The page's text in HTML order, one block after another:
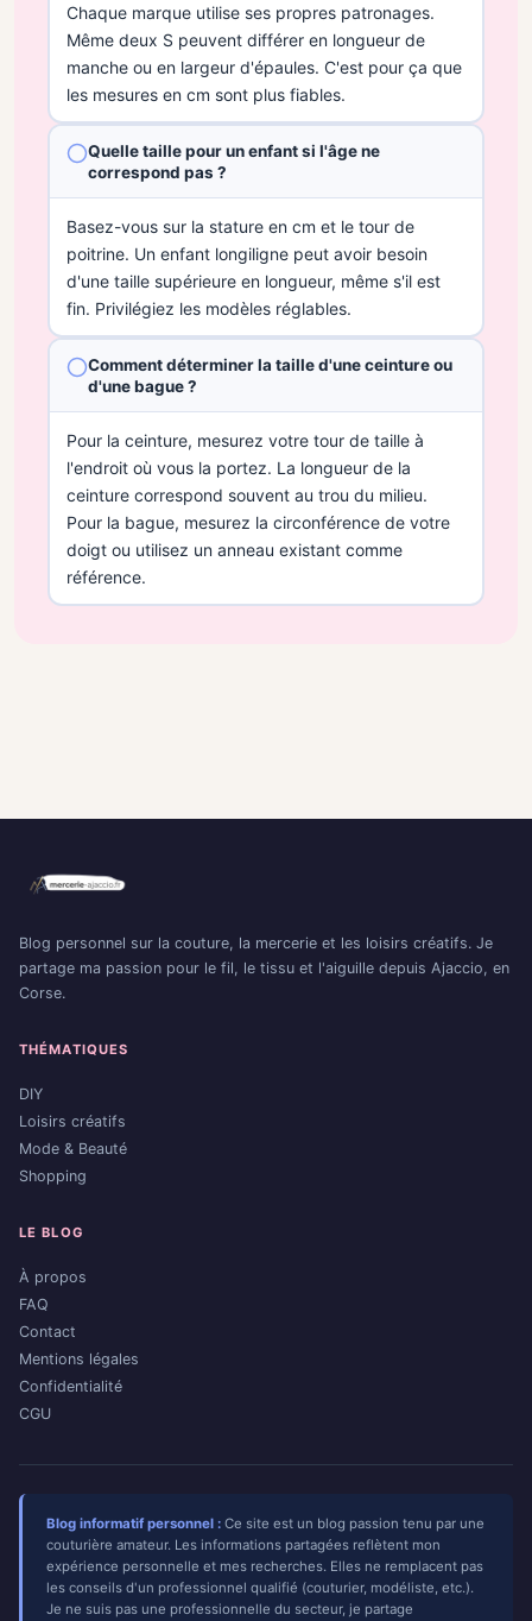
Chaque marque utilise ses propres patronages.
Même deux S peuvent différer en longueur de
manche ou en largeur d'épaules. C'est pour ça que
les mesures en cm sont plus fiables.
Quelle taille pour un enfant si l'âge ne
correspond pas ?
Basez-vous sur la stature en cm et le tour de
poitrine. Un enfant longiligne peut avoir besoin
d'une taille supérieure en longueur, même s'il est
fin. Privilégiez les modèles réglables.
Comment déterminer la taille d'une ceinture ou
d'une bague ?
Pour la ceinture, mesurez votre tour de taille à
l'endroit où vous la portez. La longueur de la
ceinture correspond souvent au trou du milieu.
Pour la bague, mesurez la circonférence de votre
doigt ou utilisez un anneau existant comme
référence.
Blog personnel sur la couture, la mercerie et les loisirs créatifs. Je
partage ma passion pour le fil, le tissu et l'aiguille depuis Ajaccio, en
Corse.
THÉMATIQUES
DIY
Loisirs créatifs
Mode & Beauté
Shopping
LE BLOG
À propos
FAQ
Contact
Mentions légales
Confidentialité
CGU
Blog informatif personnel : Ce site est un blog passion tenu par une
couturière amateur. Les informations partagées reflètent mon
expérience personnelle et mes recherches. Elles ne remplacent pas
les conseils d'un professionnel qualifié (couturier, modéliste, etc.).
Je ne suis pas une professionnelle du secteur, je partage